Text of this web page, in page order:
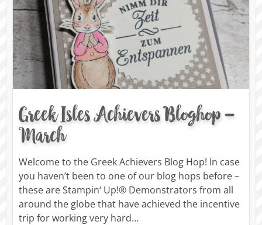
Greek Isles Achievers Bloghop –
March
Welcome to the Greek Achievers Blog Hop! In case
you haven’t been to one of our blog hops before –
these are Stampin‘ Up!® Demonstrators from all
around the globe that have achieved the incentive
trip for working very hard…